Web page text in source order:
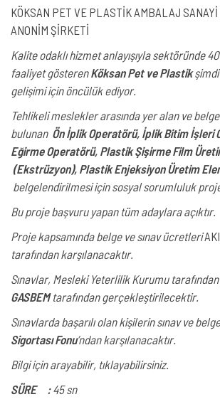
KÖKSAN PET VE PLASTİK AMBALAJ
ANONİM ŞİRKETİ
Kalite odaklı hizmet anlayışıyla sektöründe 40
faaliyet gösterenKöksan Pet ve Plastik
gelişimi için öncülük ediyor.
Tehlikeli meslekler arasında yer alan ve
bulunan Ön İplik Operatörü, İplik Bitim İşleri
Eğirme Operatörü, Plastik Şişirme Film
(Ekstrüzyon), Plastik Enjeksiyon Üretim
belgelendirilmesi için sosyal sorumluluk
Bu proje başvuru yapan tüm adaylara açıktır.
Proje kapsamında belge ve sınav ücretleri
tarafından karşılanacaktır.
Sınavlar, Mesleki Yeterlilik Kurumu
GASBEMtarafından gerçekleştirilecektir.
Sınavlarda başarılı olan kişilerin sınav ve
Sigortası Fonu’ndan karşılanacaktır.
Bilgi için arayabilir, tıklayabilirsiniz.
SÜRE :45 sn